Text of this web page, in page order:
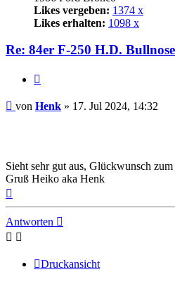
Likes vergeben: 1374 x
Likes erhalten: 1098 x
Re: 84er F-250 H.D.
Beitrag
von Henk » 17. Jul 2024, 14:32
Sieht sehr gut aus, Glückwunsch
Gruß Heiko aka Henk
Antworten
Druckansicht